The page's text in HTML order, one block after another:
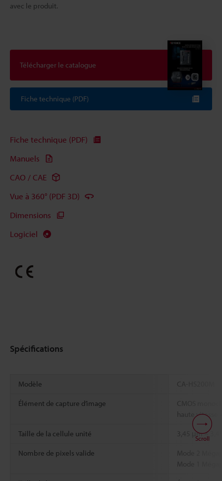
avec le produit.
Télécharger le catalogue
Fiche technique (PDF)
Fiche technique (PDF)
Manuels
CAO / CAE
Vue à 360° (PDF 3D)
Dimensions
Logiciel
Spécifications
Modèle CA-HS200M
Élément de capture d’image
CMOS
haute vitesse
Taille de la cellule unité 3,45 μm ×
Nombre de pixels valide
Mode 2
Mode 1
Scroll